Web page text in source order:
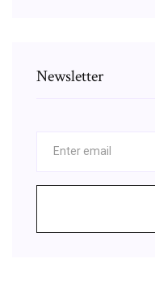
Newsletter